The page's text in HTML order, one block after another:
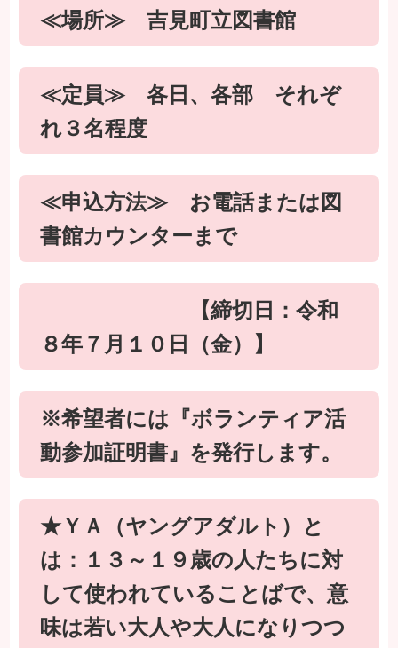
≪場所≫ 吉見町立図書館
≪定員≫ 各日、各部 それぞ
れ３名程度
≪申込方法≫ お電話または図
書館カウンターまで
【締切日：令和
８年７月１０日（金）】
※希望者には『ボランティア活
動参加証明書』を発行します。
★ＹＡ（ヤングアダルト）と
は：１３～１９歳の人たちに対
して使われていることばで、意
味は若い大人や大人になりつつ